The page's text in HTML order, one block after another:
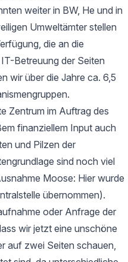
weiter in BW, He und in
Umweltämter stellen
die an die
Betreuung der Seiten
wir über die Jahre ca. 6,5
Zentrum im Auftrag des
finanziellem Input auch
und Pilzen der
sind noch viel
Moose: Hier wurde
übernommen).
oder Anfrage der
wir jetzt eine unschöne
auf zwei Seiten schauen,